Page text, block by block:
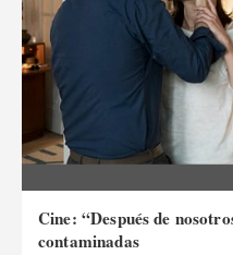
Cine: “Después de
contaminadas